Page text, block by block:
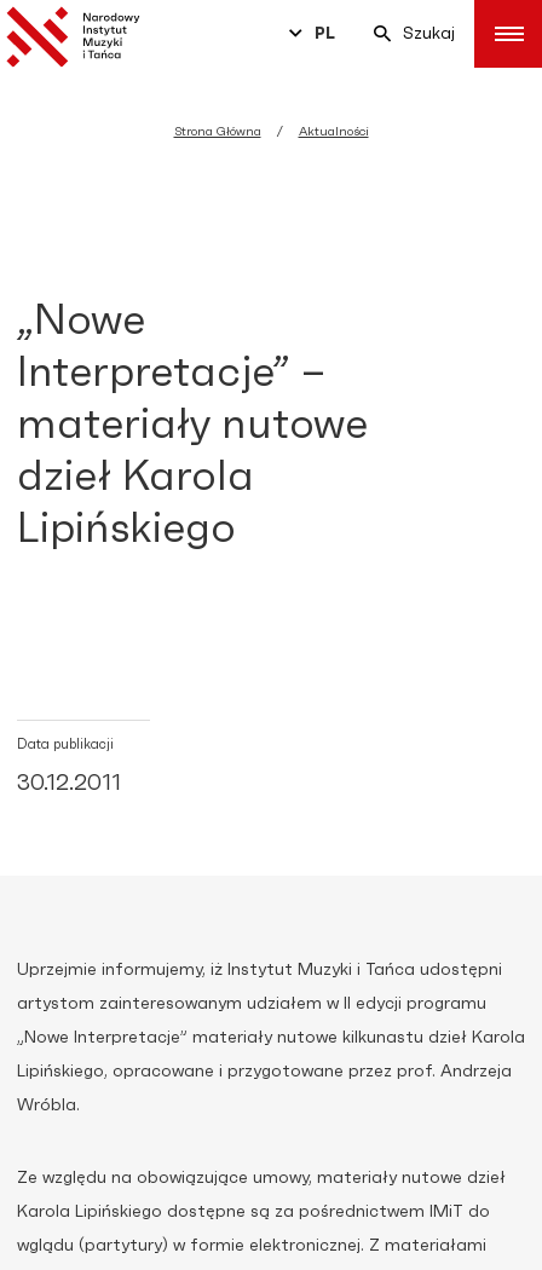
PL Szukaj
Strona Główna Aktualności
„Nowe
Interpretacje” –
materiały nutowe
dzieł Karola
Lipińskiego
Data publikacji
30.12.2011
Uprzejmie informujemy, iż Instytut Muzyki i Tańca udostępni
artystom zainteresowanym udziałem w II edycji programu
„Nowe Interpretacje” materiały nutowe kilkunastu dzieł Karola
Lipińskiego, opracowane i przygotowane przez prof. Andrzeja
Wróbla.
Ze względu na obowiązujące umowy, materiały nutowe dzieł
Karola Lipińskiego dostępne są za pośrednictwem IMiT do
wglądu (partytury) w formie elektronicznej. Z materiałami